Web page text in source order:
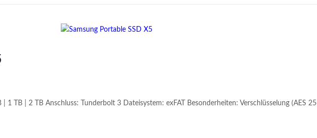
1 TB | 2 TB Anschluss: Tunderbolt 3 Dateisystem: exFAT Besonderheiten: Verschlüsselung (AES